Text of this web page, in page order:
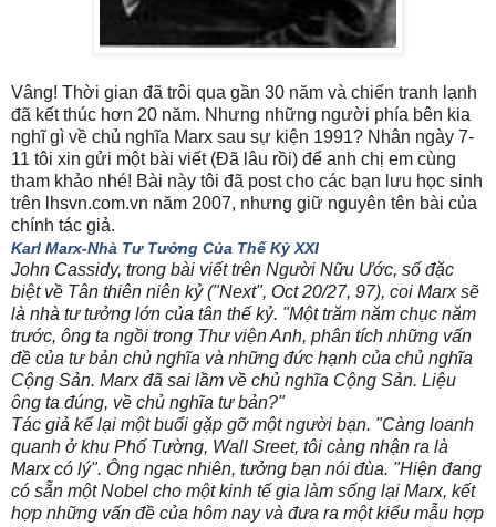
Vâng! Thời gian đã trôi qua gần 30 năm và chiến tranh lạnh
đã kết thúc hơn 20 năm. Nhưng những người phía bên kia
nghĩ gì về chủ nghĩa Marx sau sự kiện 1991? Nhân ngày 7-
11 tôi xin gửi một bài viết (Đã lâu rồi) để anh chị em cùng
tham khảo nhé! Bài này tôi đã post cho các bạn lưu học sinh
trên lhsvn.com.vn năm 2007, nhưng giữ nguyên tên bài của
chính tác giả.
Karl Marx-Nhà Tư Tưởng Của Thế Kỷ XXI
John Cassidy, trong bài viết trên Người Nữu Ước, số đặc
biệt về Tân thiên niên kỷ ("Next", Oct 20/27, 97), coi Marx sẽ
là nhà tư tưởng lớn của tân thế kỷ. "Một trăm năm chục năm
trước, ông ta ngồi trong Thư viện Anh, phân tích những vấn
đề của tư bản chủ nghĩa và những đức hạnh của chủ nghĩa
Cộng Sản. Marx đã sai lầm về chủ nghĩa Cộng Sản. Liệu
ông ta đúng, về chủ nghĩa tư bản?"
Tác giả kể lại một buổi gặp gỡ một người bạn. "Càng loanh
quanh ở khu Phố Tường, Wall Sreet, tôi càng nhận ra là
Marx có lý". Ông ngạc nhiên, tưởng bạn nói đùa. "Hiện đang
có sẵn một Nobel cho một kinh tế gia làm sống lại Marx, kết
hợp những vấn đề của hôm nay và đưa ra một kiểu mẫu hợp